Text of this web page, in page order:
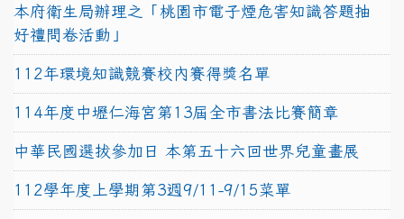
本府衛生局辦理之「桃園市電子煙危害知識答題抽
好禮問卷活動」
112年環境知識競賽校內賽得獎名單
114年度中壢仁海宮第13屆全市書法比賽簡章
中華民國選拔參加日 本第五十六回世界兒童畫展
112學年度上學期第3週9/11-9/15菜單